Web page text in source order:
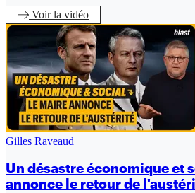
Voirla vidéo
Gilles Raveaud
Un désastre économique et
annonce le retour de